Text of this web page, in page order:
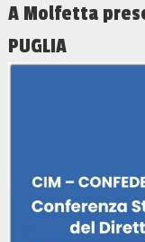
A Molfetta
PUGLIA